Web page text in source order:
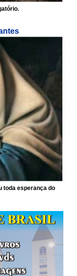
toda esperança do